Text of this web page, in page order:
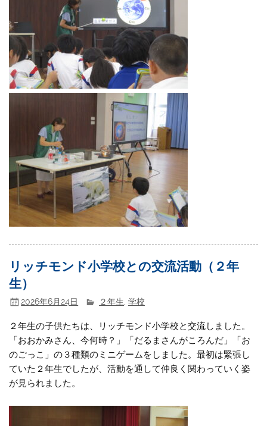
リッチモンド小学校との交流活動（２年
生）
2026年6月24日 ２年生 ,学校
２年生の子供たちは、リッチモンド小学校と交流しました。
「おおかみさん、今何時？」「だるまさんがころんだ」「お
のごっこ」の３種類のミニゲームをしました。最初は緊張し
ていた２年生でしたが、活動を通して仲良く関わっていく姿
が見られました。